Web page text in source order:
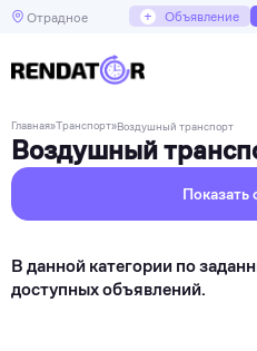
Отрадное + Объявление
Главная»Транспорт»Воздушный транспорт
Воздушный
Показать
В данной категории по
доступных объявлений.